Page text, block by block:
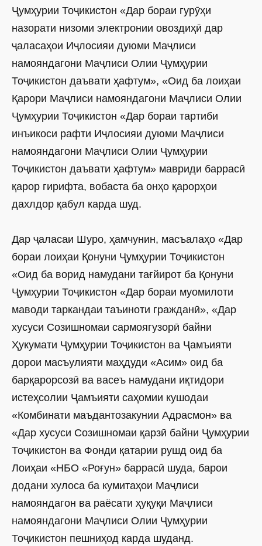
Ҷумҳурии Тоҷикистон «Дар бораи гурӯҳи
назорати низоми электронии овоздиҳӣ дар
ҷаласаҳои Иҷлосияи дуюми Маҷлиси
намояндагони Маҷлиси Олии Ҷумҳурии
Тоҷикистон даъвати ҳафтум», «Оид ба лоиҳаи
Қарори Маҷлиси намояндагони Маҷлиси Олии
Ҷумҳурии Тоҷикистон «Дар бораи тартиби
инъикоси рафти Иҷлосияи дуюми Маҷлиси
намояндагони Маҷлиси Олии Ҷумҳурии
Тоҷикистон даъвати ҳафтум» мавриди баррасӣ
қарор гирифта, вобаста ба онҳо қарорҳои
дахлдор қабул карда шуд.
Дар ҷаласаи Шуро, ҳамчунин, масъалаҳо «Дар
бораи лоиҳаи Қонуни Ҷумҳурии Тоҷикистон
«Оид ба ворид намудани тағйирот ба Қонуни
Ҷумҳурии Тоҷикистон «Дар бораи муомилоти
маводи таркандаи таъиноти гражданӣ», «Дар
хусуси Созишномаи сармоягузорӣ байни
Ҳукумати Ҷумҳурии Тоҷикистон ва Ҷамъияти
дорои масъулияти маҳдуди «Асим» оид ба
барқарорсозӣ ва васеъ намудани иқтидори
истеҳсолии Ҷамъияти саҳомии кушодаи
«Комбинати маъдантозакунии Адрасмон» ва
«Дар хусуси Созишномаи қарзӣ байни Ҷумҳурии
Тоҷикистон ва Фонди қатарии рушд оид ба
Лоиҳаи «НБО «Роғун» баррасӣ шуда, барои
додани хулоса ба кумитаҳои Маҷлиси
намояндагон ва раёсати ҳуқуқи Маҷлиси
намояндагони Маҷлиси Олии Ҷумҳурии
Тоҷикистон пешниҳод карда шуданд.